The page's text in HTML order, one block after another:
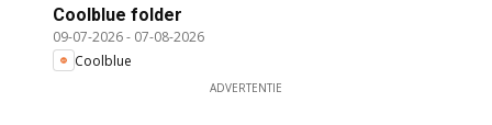
Coolblue folder
09-07-2026- 07-08-2026
Coolblue
ADVERTENTIE